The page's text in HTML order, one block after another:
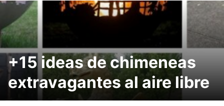
+15 ideas de chimeneas
extravagantes al aire libre